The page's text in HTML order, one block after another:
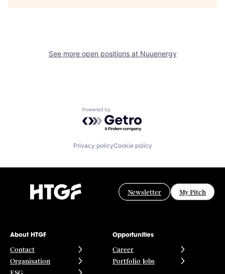
See more open positions at Nuuenergy
Powered by Getro.com
Privacy policyCookie policy
Newsletter My Pitch
About HTGF
Contact
Organisation
Opportunities
Career
Portfolio Jobs